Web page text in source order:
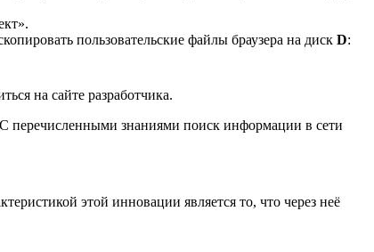
пользовательские файлы браузера на диск D:
на сайте разработчика.
С перечисленными знаниями поиск информации в сети
этой инновации является то, что через неё